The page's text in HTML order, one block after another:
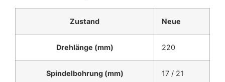
Zustand Neue
Drehlänge (mm) 220
Spindelbohrung (mm) 17 / 21